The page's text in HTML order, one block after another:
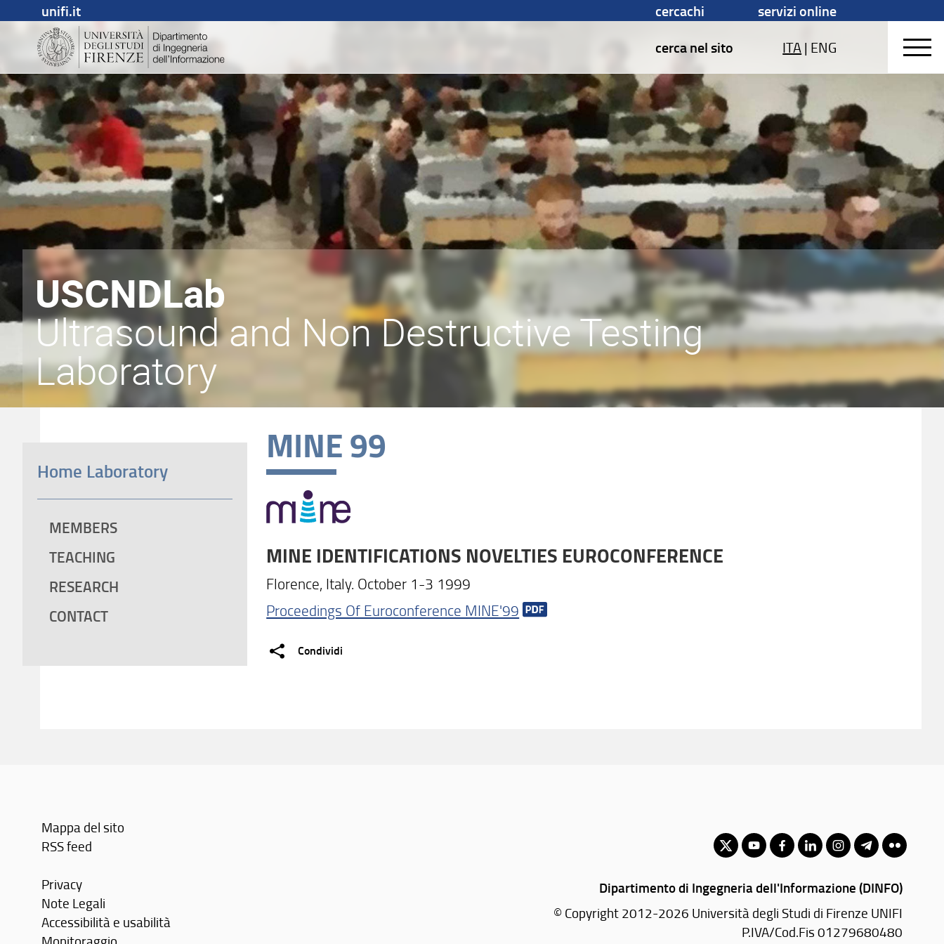
unifi.it cercachi
servizi online
cerca nel sito
ITA| ENG
USCNDLab
Ultrasound and Non Destructive Testing
Laboratory
MINE 99
MINE IDENTIFICATIONS NOVELTIES EUROCONFERENCE
Florence, Italy. October 1-3 1999
Proceedings Of Euroconference MINE'99
Condividi
Home Laboratory
MEMBERS
TEACHING
RESEARCH
CONTACT
Mappa del sito
RSS feed
Privacy
Note Legali
Accessibilità e usabilità
Dipartimento di Ingegneria dell'Informazione (DINFO)
© Copyright 2012-2026 Università degli Studi di Firenze UNIFI
P.IVA/Cod.Fis 01279680480